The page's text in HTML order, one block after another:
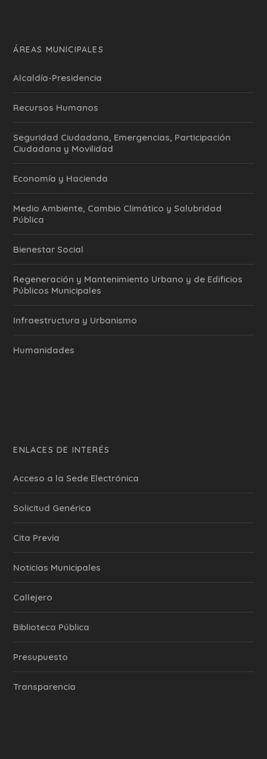
ÁREAS MUNICIPALES
Alcaldía-Presidencia
Recursos Humanos
Seguridad Ciudadana, Emergencias, Participación
Ciudadana y Movilidad
Economía y Hacienda
Medio Ambiente, Cambio Climático y Salubridad
Pública
Bienestar Social
Regeneración y Mantenimiento Urbano y de Edificios
Públicos Municipales
Infraestructura y Urbanismo
Humanidades
ENLACES DE INTERÉS
Acceso a la Sede Electrónica
Solicitud Genérica
Cita Previa
‎Noticias Municipales
Callejero
Biblioteca Pública
Presupuesto
Transparencia